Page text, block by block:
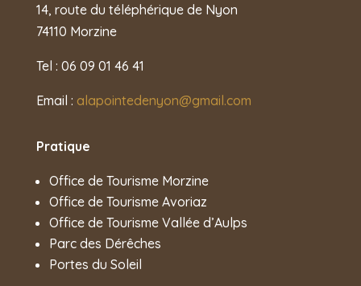
14, route du téléphérique de Nyon
74110 Morzine
Tel : 06 09 01 46 41
Email : alapointedenyon@gmail.com
Pratique
Office de Tourisme Morzine
Office de Tourisme Avoriaz
Office de Tourisme Vallée d’Aulps
Parc des Dérêches
Portes du Soleil